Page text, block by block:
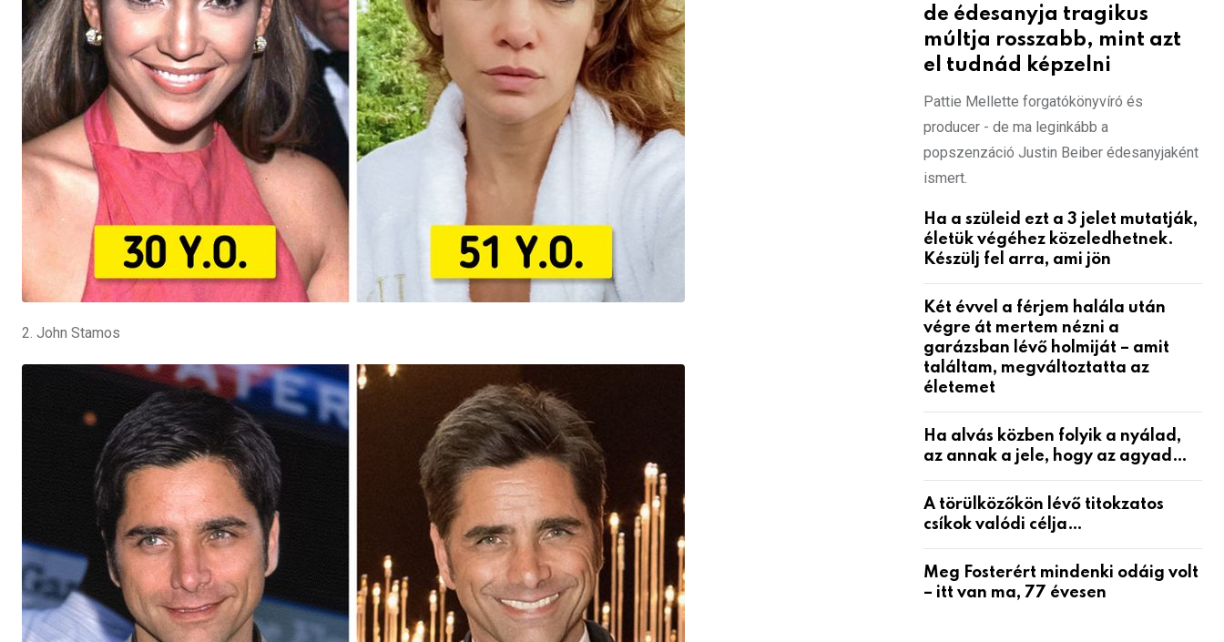
2. John Stamos
de édesanyja tragikus
múltja rosszabb, mint azt
el tudnád képzelni
Pattie Mellette forgatókönyvíró és
producer - de ma leginkább a
popszenzáció Justin Beiber édesanyjaként
ismert.
Ha a szüleid ezt a 3 jelet mutatják,
életük végéhez közeledhetnek.
Készülj fel arra, ami jön
Két évvel a férjem halála után
végre át mertem nézni a
garázsban lévő holmiját – amit
találtam, megváltoztatta az
életemet
Ha alvás közben folyik a nyálad,
az annak a jele, hogy az agyad…
A törülközőkön lévő titokzatos
csíkok valódi célja…
Meg Fosterért mindenki odáig volt
– itt van ma, 77 évesen